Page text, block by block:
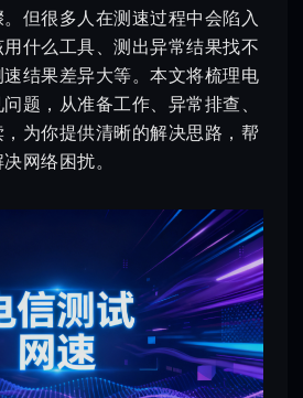
但很多人在测速过程中会陷入
什么工具、测出异常结果找不
结果差异大等。本文将梳理电
题，从准备工作、异常排查、
为你提供清晰的解决思路，帮
网络困扰。